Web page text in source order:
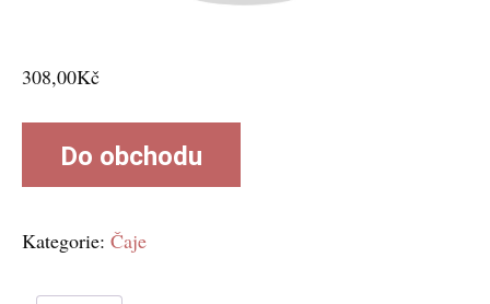
308,00Kč
Do obchodu
Kategorie: Čaje